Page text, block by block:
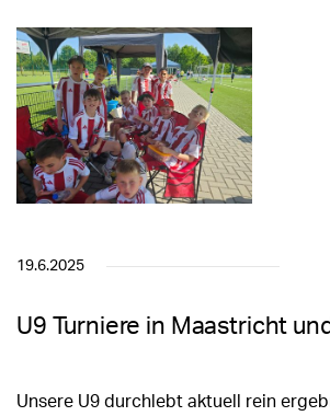
19.6.2025
U9 Turniere in Maastricht
Unsere U9 durchlebt aktuell rein